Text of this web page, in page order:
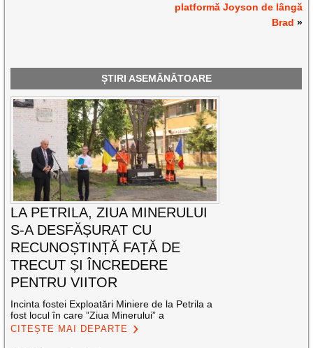
platformă Joyson de lângă
Brad »
ȘTIRI ASEMĂNĂTOARE
LA PETRILA, ZIUA MINERULUI
S-A DESFĂȘURAT CU
RECUNOȘTINȚĂ FAȚĂ DE
TRECUT ȘI ÎNCREDERE
PENTRU VIITOR
Incinta fostei Exploatări Miniere de la Petrila a
fost locul în care ”Ziua Minerului” a
CITEȘTE MAI DEPARTE